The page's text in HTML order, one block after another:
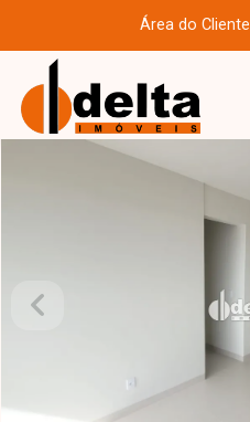
Área do Cliente